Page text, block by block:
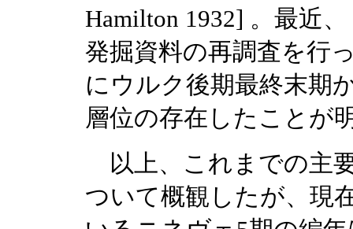
Hamilton 1932] 。最近
発掘資料の再調査を行
にウルク後期最終末期
層位の存在したことが
以上、これまでの主
ついて概観したが、現